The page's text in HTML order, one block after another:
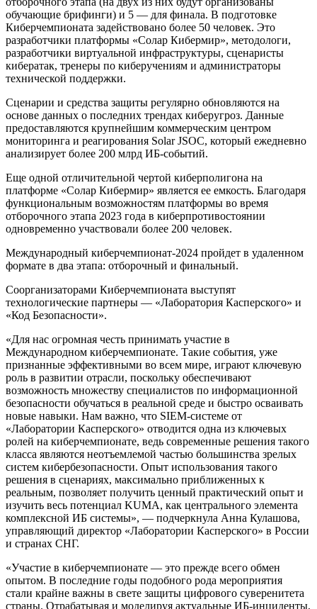
обучающие брифинги) и 5 — для финала. В подготовке
Киберчемпионата задействовано более 50 человек. Это
разработчики платформы «Солар Кибермир», методологи,
разработчики виртуальной инфраструктуры, сценаристы
кибератак, тренеры по киберучениям и администраторы
технической поддержки.
Сценарии и средства защиты регулярно обновляются на
основе данных о последних трендах киберугроз. Данные
предоставляются крупнейшим коммерческим центром
мониторинга и реагирования Solar JSOC, который ежедневно
анализирует более 200 млрд ИБ-событий.
Еще одной отличительной чертой киберполигона на
платформе «Солар Кибермир» является ее емкость. Благодаря
функциональным возможностям платформы во время
отборочного этапа 2023 года в киберпротивостоянии
одновременно участвовали более 200 человек.
Международный киберчемпионат-2024 пройдет в удаленном
формате в два этапа: отборочный и финальный.
Соорганизаторами Киберчемпионата выступят
технологические партнеры — «Лаборатория Касперского» и
«Код Безопасности».
«Для нас огромная честь принимать участие в
Международном киберчемпионате. Такие события, уже
признанные эффективными во всем мире, играют ключевую
роль в развитии отрасли, поскольку обеспечивают
возможность множеству специалистов по информационной
безопасности обучаться в реальной среде и быстро осваивать
новые навыки. Нам важно, что SIEM-системе от
«Лаборатории Касперского» отводится одна из ключевых
ролей на киберчемпионате, ведь современные решения такого
класса являются неотъемлемой частью большинства зрелых
систем кибербезопасности. Опыт использования такого
решения в сценариях, максимально приближенных к
реальным, позволяет получить ценный практический опыт и
изучить весь потенциал KUMA, как центрального элемента
комплексной ИБ системы», — подчеркнула Анна Кулашова,
управляющий директор «Лаборатории Касперского» в России
и странах СНГ.
«Участие в киберчемпионате — это прежде всего обмен
опытом. В последние годы подобного рода мероприятия
стали крайне важны в свете защиты цифрового суверенитета
страны. Отрабатывая и моделируя актуальные ИБ-инциденты,